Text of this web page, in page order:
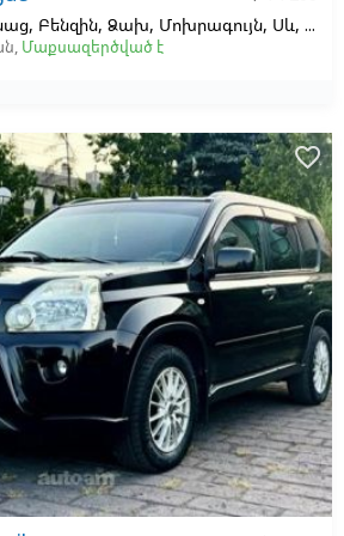
Բենզին, Ձախ, Մոխրագույն, Սև, 2.5, 4
, Մաքսազերծված է
favorite_border